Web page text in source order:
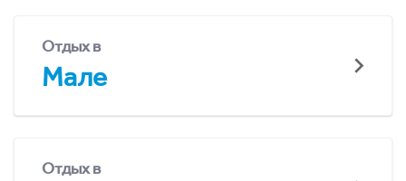
Отдых в
Мале
Отдых в